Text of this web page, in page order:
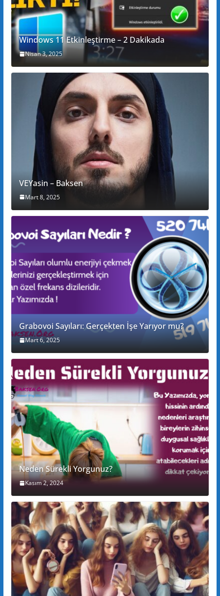
Windows 11 Etkinleştirme – 2 Dakikada
Nisan 3, 2025
VEYasin – Baksen
Mart 8, 2025
Grabovoi Sayıları: Gerçekten İşe Yarıyor mu?
Mart 6, 2025
Neden Sürekli Yorgunuz?
Kasım 2, 2024